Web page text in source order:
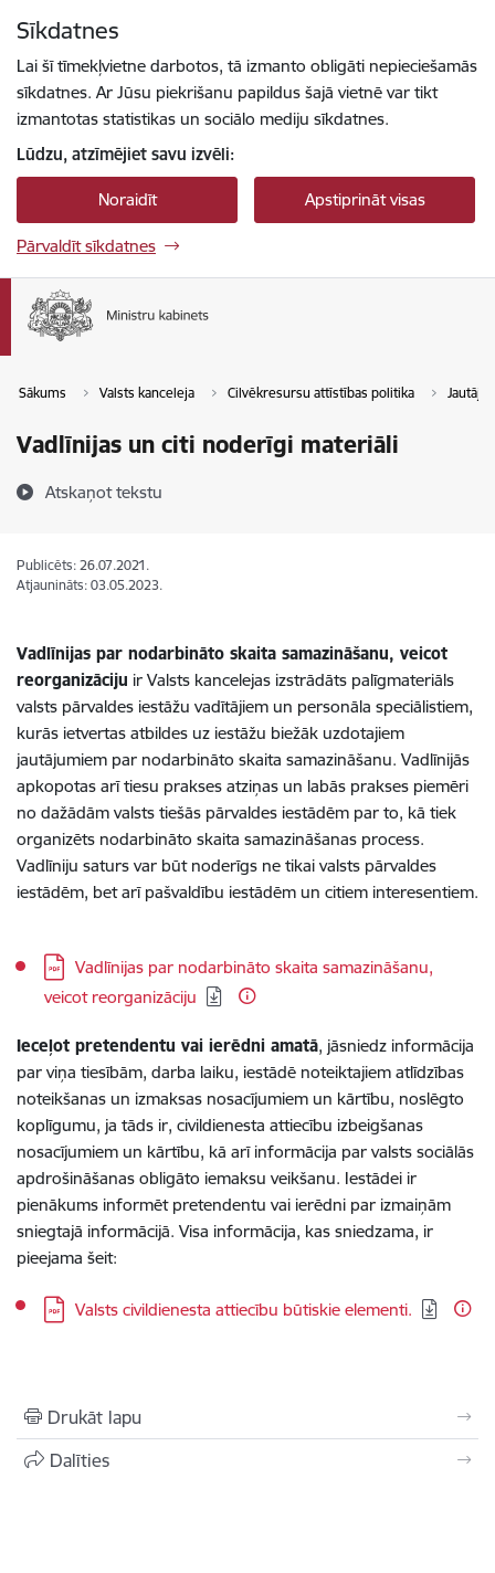
Sīkdatnes
Lai šī tīmekļvietne darbotos, tā izmanto obligāti nepieciešamās
sīkdatnes. Ar Jūsu piekrišanu papildus šajā vietnē var tikt
izmantotas statistikas un sociālo mediju sīkdatnes.
Lūdzu, atzīmējiet savu izvēli:
Noraidīt Apstiprināt visas
Pārvaldīt sīkdatnes
Sākums Valsts kanceleja Cilvēkresursu attīstības politika
Vadlīnijas un citi noderīgi materiāli
Atskaņot tekstu
Publicēts: 26.07.2021.
Atjaunināts: 03.05.2023.
Vadlīnijas par nodarbināto skaita samazināšanu, veicot
reorganizāciju ir Valsts kancelejas izstrādāts palīgmateriāls
valsts pārvaldes iestāžu vadītājiem un personāla speciālistiem,
kurās ietvertas atbildes uz iestāžu biežāk uzdotajiem
jautājumiem par nodarbināto skaita samazināšanu. Vadlīnijās
apkopotas arī tiesu prakses atziņas un labās prakses piemēri
no dažādām valsts tiešās pārvaldes iestādēm par to, kā tiek
organizēts nodarbināto skaita samazināšanas process.
Vadlīniju saturs var būt noderīgs ne tikai valsts pārvaldes
iestādēm, bet arī pašvaldību iestādēm un citiem interesentiem.
Lejupielādēt:
Vadlīnijas par nodarbināto skaita samazināšanu,
veicot reorganizāciju
Ieceļot pretendentu vai ierēdni amatā, jāsniedz informācija
par viņa tiesībām, darba laiku, iestādē noteiktajiem atlīdzības
noteikšanas un izmaksas nosacījumiem un kārtību, noslēgto
koplīgumu, ja tāds ir, civildienesta attiecību izbeigšanas
nosacījumiem un kārtību, kā arī informācija par valsts sociālās
apdrošināšanas obligāto iemaksu veikšanu. Iestādei ir
pienākums informēt pretendentu vai ierēdni par izmaiņām
sniegtajā informācijā. Visa informācija, kas sniedzama, ir
pieejama šeit:
Lejupielādēt:
Valsts civildienesta attiecību būtiskie elementi.
Drukāt lapu
Dalīties